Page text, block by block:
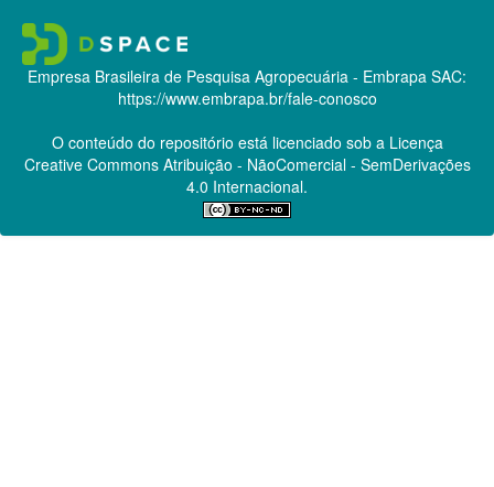
Empresa Brasileira de Pesquisa Agropecuária - Embrapa SAC:
https://www.embrapa.br/fale-conosco
O conteúdo do repositório está licenciado sob a Licença
Creative CommonsAtribuição - NãoComercial - SemDerivações
4.0 Internacional.